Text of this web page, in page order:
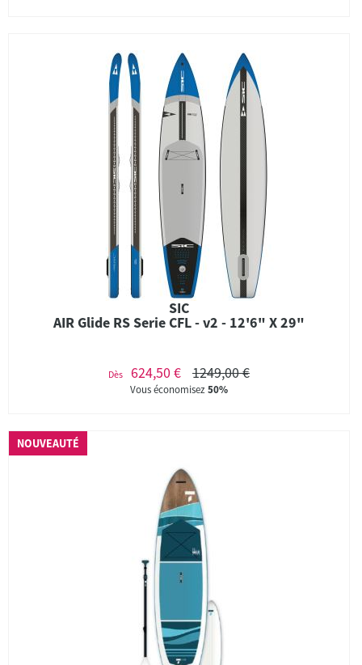
SIC
AIR Glide RS Serie CFL - v2 - 12'6" X 29"
Dès 624,50 € 1249,00 €
Vous économisez50%
NOUVEAUTÉ